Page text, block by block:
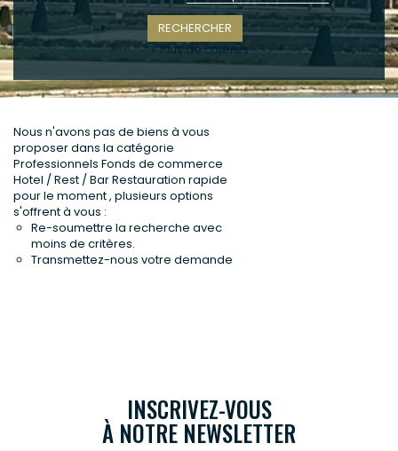
+ Plus de critères
Nous n'avons pas de biens à vous
proposer dans la catégorie
Professionnels Fonds de commerce
Hotel / Rest / Bar Restauration rapide
pour le moment , plusieurs options
s'offrent à vous :
Re-soumettre la recherche avec
moins de critères.
Transmettez-nous votre demande
INSCRIVEZ-VOUS
À NOTRE NEWSLETTER